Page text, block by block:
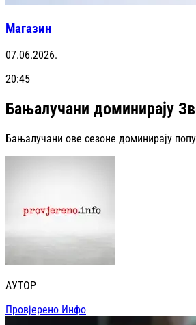
Магазин
07.06.2026.
20:45
Бањалучани доминирају
Бањалучани ове сезоне доминирају
АУТОР
Провјерено Инфо